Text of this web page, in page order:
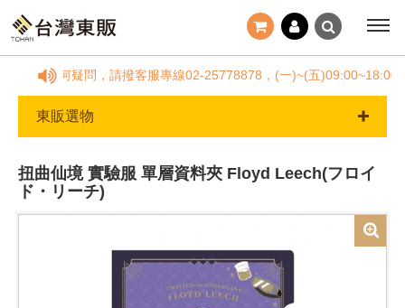
有任何疑問，請撥客服專線02-25778878，(一)~(五)09:00~18:00，
東販選物
扭曲仙境 實驗服 單層資料夾 Floyd Leech(フロイ
ド・リーチ)